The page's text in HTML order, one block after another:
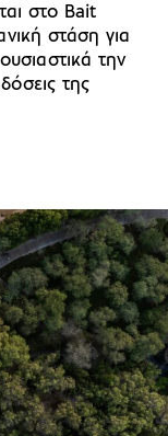
στο Bait
στάση για
την
της